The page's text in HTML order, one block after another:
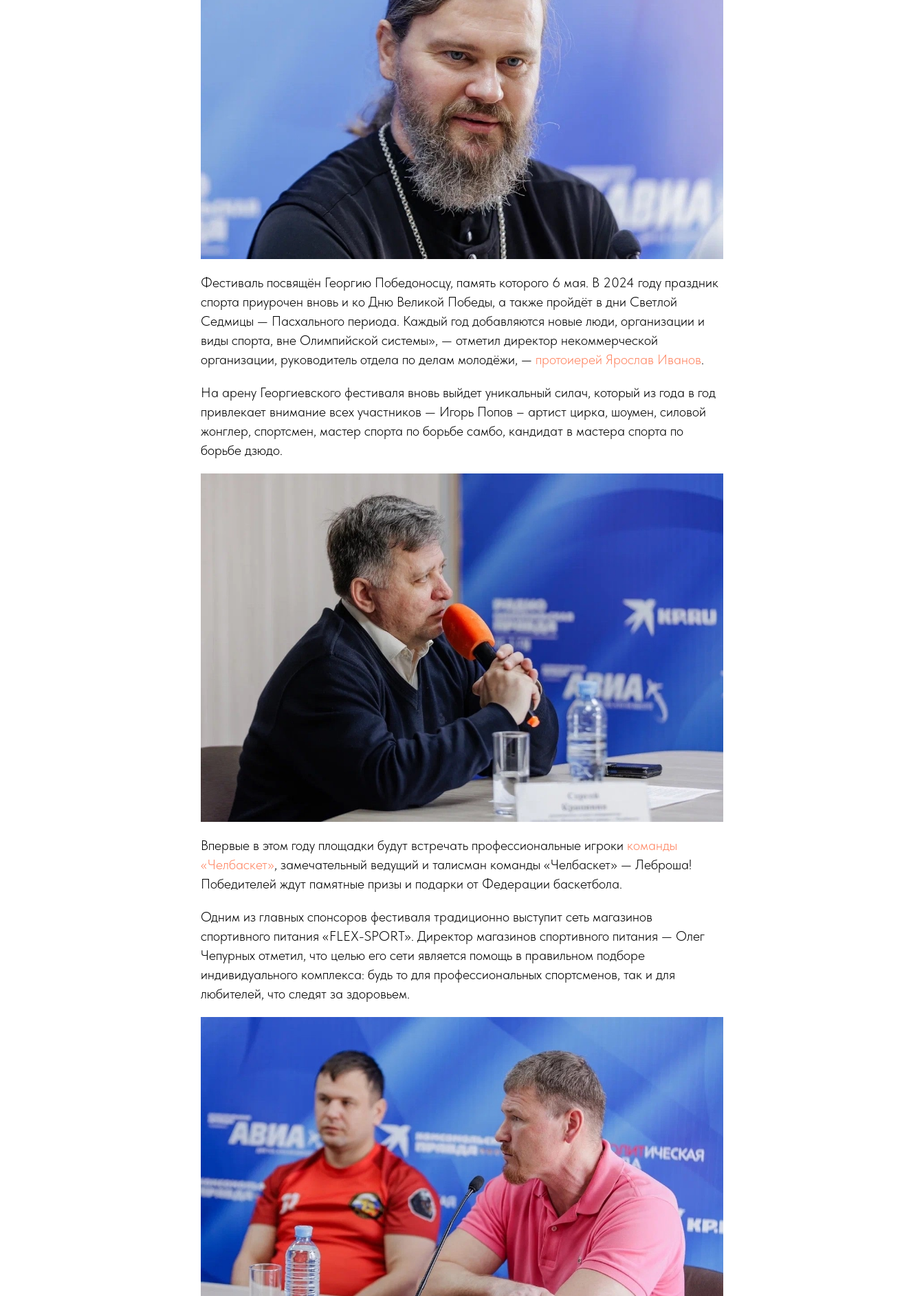
Фестиваль посвящён Георгию Победоносцу, память которого 6 мая. В 2024 году праздник
спорта приурочен вновь и ко Дню Великой Победы, а также пройдёт в дни Светлой
Седмицы — Пасхального периода. Каждый год добавляются новые люди, организации и
виды спорта, вне Олимпийской системы», — отметил директор некоммерческой
организации, руководитель отдела по делам молодёжи, — протоиерей Ярослав Иванов.
На арену Георгиевского фестиваля вновь выйдет уникальный силач, который из года в год
привлекает внимание всех участников — Игорь Попов – артист цирка, шоумен, силовой
жонглер, спортсмен, мастер спорта по борьбе самбо, кандидат в мастера спорта по
борьбе дзюдо.
Впервые в этом году площадки будут встречать профессиональные игроки команды
«Челбаскет», замечательный ведущий и талисман команды «Челбаскет» — Леброша!
Победителей ждут памятные призы и подарки от Федерации баскетбола.
Одним из главных спонсоров фестиваля традиционно выступит сеть магазинов
спортивного питания «FLEX-SPORT». Директор магазинов спортивного питания — Олег
Чепурных отметил, что целью его сети является помощь в правильном подборе
индивидуального комплекса: будь то для профессиональных спортсменов, так и для
любителей, что следят за здоровьем.